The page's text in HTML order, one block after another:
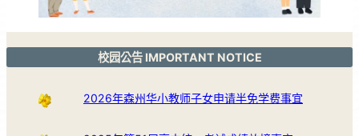
校园公告 IMPORTANT NOTICE
2026年森州华小教师子女申请半免学费事宜